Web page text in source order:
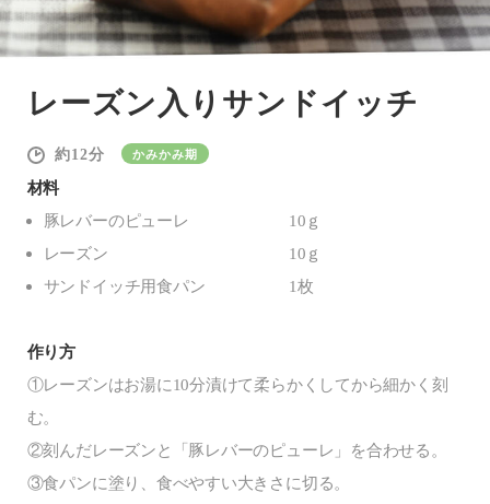
レーズン入りサンドイッチ
12 かみかみ期
材料
豚レバーのピューレ 10ｇ
レーズン 10ｇ
サンドイッチ用食パン 1枚
作り方
①レーズンはお湯に10分漬けて柔らかくしてから細かく刻
む。
②刻んだレーズンと「豚レバーのピューレ」を合わせる。
③食パンに塗り、食べやすい大きさに切る。